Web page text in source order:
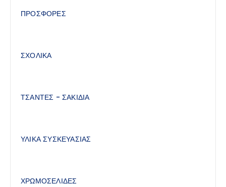
ΠΡΟΣΦΟΡΕΣ
ΣΧΟΛΙΚΑ
ΤΣΑΝΤΕΣ - ΣΑΚΙΔΙΑ
ΥΛΙΚΑ ΣΥΣΚΕΥΑΣΙΑΣ
ΧΡΩΜΟΣΕΛΙΔΕΣ